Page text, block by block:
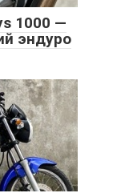
1000 —
эндуро